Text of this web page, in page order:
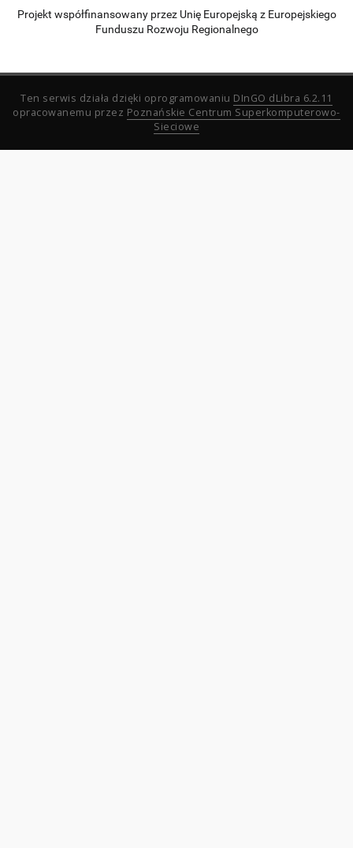
Projekt współfinansowany przez Unię Europejską z Europejskiego
Funduszu Rozwoju Regionalnego
Ten serwis działa dzięki oprogramowaniu DInGO dLibra 6.2.11
opracowanemu przez Poznańskie Centrum Superkomputerowo-
Sieciowe